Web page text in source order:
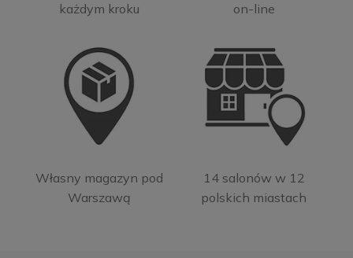
każdym kroku
on-line
Własny magazyn pod
Warszawą
14 salonów w 12
polskich miastach